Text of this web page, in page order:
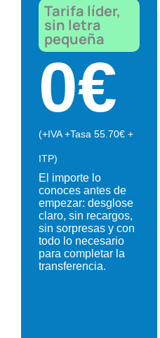
Tarifa líder,
sin letra
pequeña
(+IVA +Tasa 55.70€ +
ITP)
0€
El importe lo
conoces antes de
empezar: desglose
claro, sin recargos,
sin sorpresas y con
todo lo necesario
para completar la
transferencia.